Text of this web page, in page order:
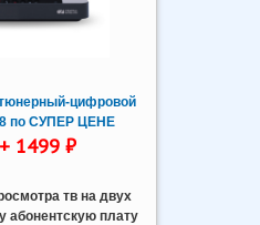
цифровой
по СУПЕР ЦЕНЕ
1499 ₽
тв на двух
абонентскую плату